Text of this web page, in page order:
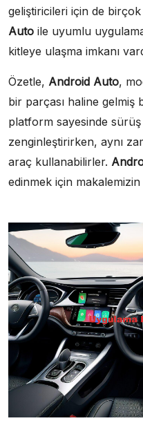
geliştiricileri için de
Auto ile uyumlu
kitleye ulaşma imkanı
Özetle, Android Auto,
bir parçası haline gelmiş
platform sayesinde
zenginleştirirken, aynı
araç kullanabilirler.
edinmek için makalemizin